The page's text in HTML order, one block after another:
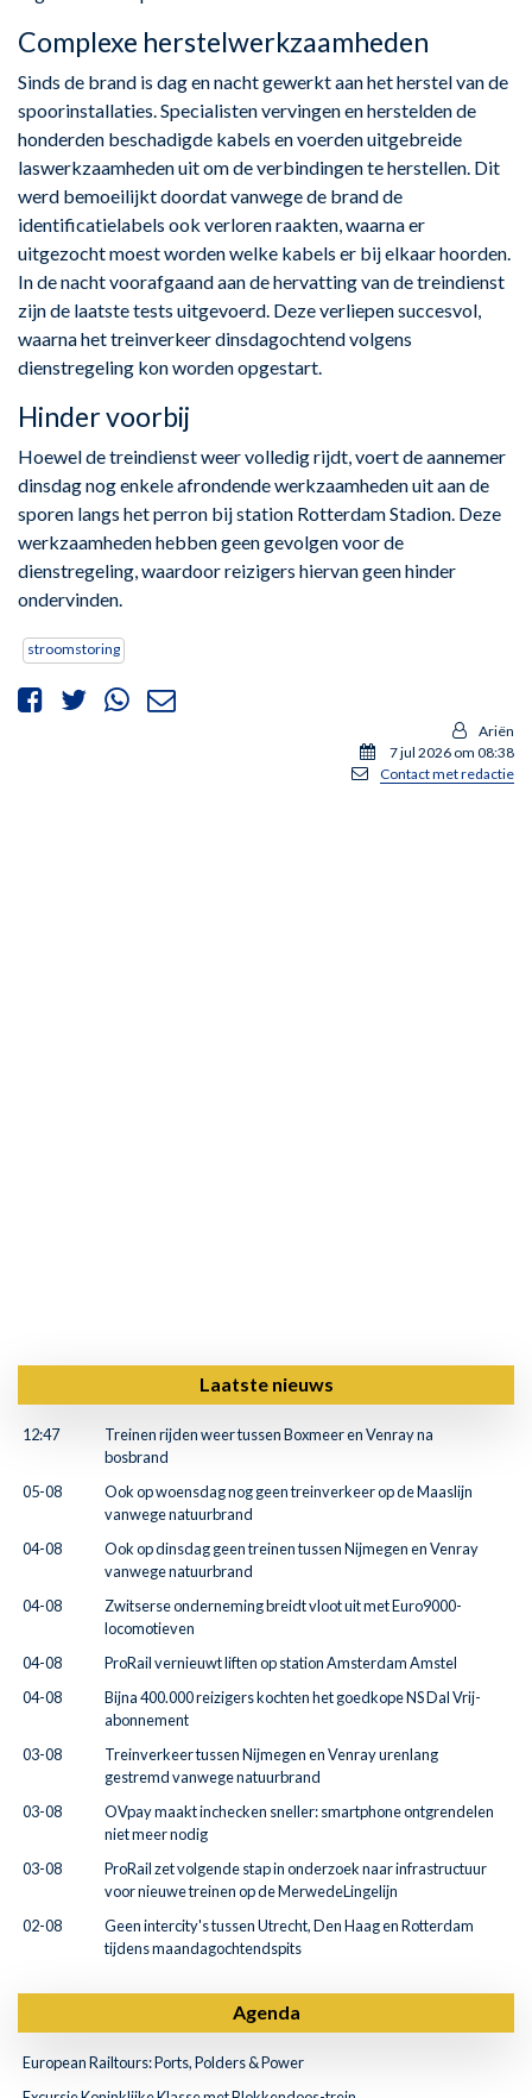
Complexe herstelwerkzaamheden
Sinds de brand is dag en nacht gewerkt aan het herstel van de
spoorinstallaties. Specialisten vervingen en herstelden de
honderden beschadigde kabels en voerden uitgebreide
laswerkzaamheden uit om de verbindingen te herstellen. Dit
werd bemoeilijkt doordat vanwege de brand de
identificatielabels ook verloren raakten, waarna er
uitgezocht moest worden welke kabels er bij elkaar hoorden.
In de nacht voorafgaand aan de hervatting van de treindienst
zijn de laatste tests uitgevoerd. Deze verliepen succesvol,
waarna het treinverkeer dinsdagochtend volgens
dienstregeling kon worden opgestart.
Hinder voorbij
Hoewel de treindienst weer volledig rijdt, voert de aannemer
dinsdag nog enkele afrondende werkzaamheden uit aan de
sporen langs het perron bij station Rotterdam Stadion. Deze
werkzaamheden hebben geen gevolgen voor de
dienstregeling, waardoor reizigers hiervan geen hinder
ondervinden.
stroomstoring
Ariën
7 jul 2026 om 08:38
Contact met redactie
Laatste nieuws
12:47
Treinen rijden weer tussen Boxmeer en Venray na
bosbrand
05-08
Ook op woensdag nog geen treinverkeer op de Maaslijn
vanwege natuurbrand
04-08
Ook op dinsdag geen treinen tussen Nijmegen en Venray
vanwege natuurbrand
04-08
Zwitserse onderneming breidt vloot uit met Euro9000-
locomotieven
04-08
ProRail vernieuwt liften op station Amsterdam Amstel
04-08
Bijna 400.000 reizigers kochten het goedkope NS Dal Vrij-
abonnement
03-08
Treinverkeer tussen Nijmegen en Venray urenlang
gestremd vanwege natuurbrand
03-08
OVpay maakt inchecken sneller: smartphone ontgrendelen
niet meer nodig
03-08
ProRail zet volgende stap in onderzoek naar infrastructuur
voor nieuwe treinen op de MerwedeLingelijn
02-08
Geen intercity's tussen Utrecht, Den Haag en Rotterdam
tijdens maandagochtendspits
Agenda
European Railtours: Ports, Polders & Power